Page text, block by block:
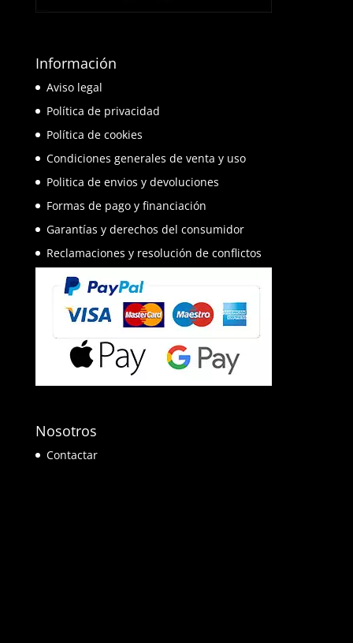
Información
Aviso legal
Política de privacidad
Política de cookies
Condiciones generales de venta y uso
Politica de envios y devoluciones
Formas de pago y financiación
Garantías y derechos del consumidor
Reclamaciones y resolución de conflictos
Nosotros
Contactar